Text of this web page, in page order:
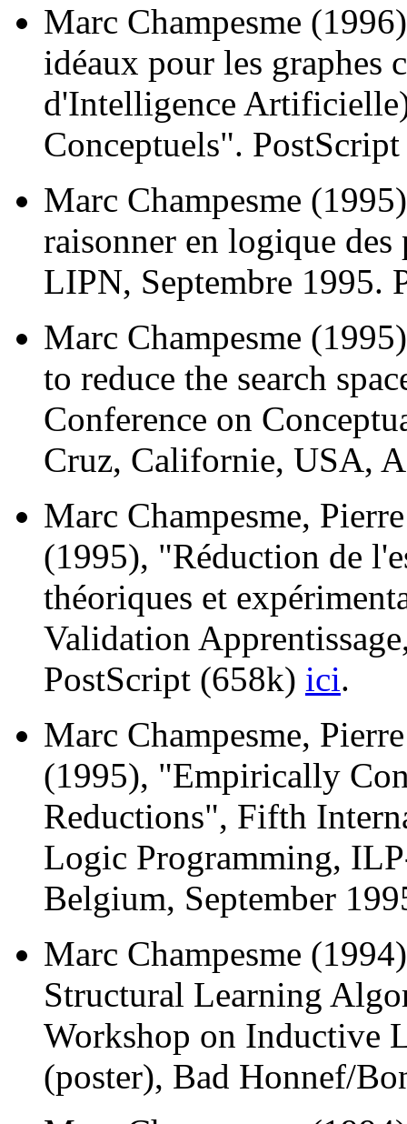
Marc Champesme
idéaux pour les graphes
d'Intelligence
Conceptuels".
Marc Champesme
raisonner en logique des
LIPN, Septembre 1995.
Marc Champesme
to reduce the search
Conference on
Cruz, Californie, USA,
Marc Champesme,
(1995), "Réduction de
théoriques et
Validation
PostScript (658k) ici.
Marc Champesme,
(1995), "Empirically
Reductions", Fifth
Logic Programming,
Belgium, September
Marc Champesme
Structural Learning
Workshop on Inductive
(poster), Bad Honnef/